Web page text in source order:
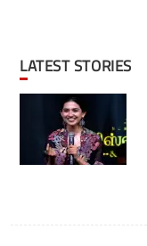
LATEST STORIES